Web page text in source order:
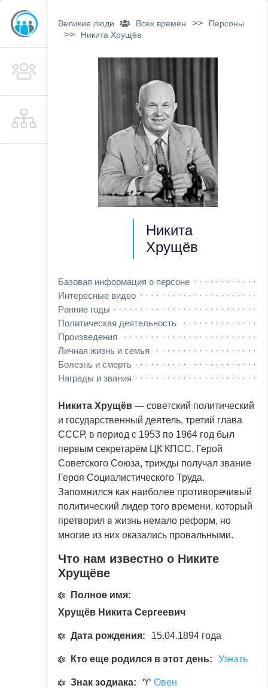
Великие люди Всех времен >> Персоны
>> Никита Хрущёв
Никита
Хрущёв
Базовая информация о персоне
Интересные видео
Ранние годы
Политическая деятельность
Произведения
Личная жизнь и семья
Болезнь и смерть
Награды и звания
Никита Хрущёв — советский политический
и государственный деятель, третий глава
СССР, в период с 1953 по 1964 год был
первым секретарём ЦК КПСС. Герой
Советского Союза, трижды получал звание
Героя Социалистического Труда.
Запомнился как наиболее противоречивый
политический лидер того времени, который
претворил в жизнь немало реформ, но
многие из них оказались провальными.
Что нам известно о Никите
Хрущёве
Полное имя:
Хрущёв Никита Сергеевич
Дата рождения: 15.04.1894 года
Кто еще родился в этот день: Узнать
Знак зодиака: ♈ Овен